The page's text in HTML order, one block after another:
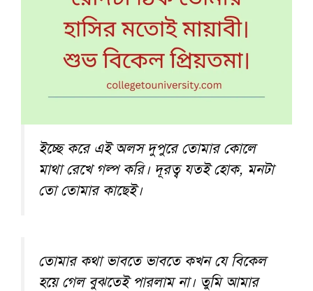
ইচ্ছে করে এই অলস দুপুরে তোমার কোলে
মাথা রেখে গল্প করি। দূরত্ব যতই হোক, মনটা
তো তোমার কাছেই।
তোমার কথা ভাবতে ভাবতে কখন যে বিকেল
হয়ে গেল বুঝতেই পারলাম না। তুমি আমার